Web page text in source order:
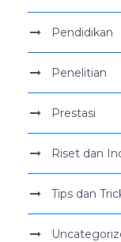
Pendidikan
Penelitian
Prestasi
Riset dan
Tips dan